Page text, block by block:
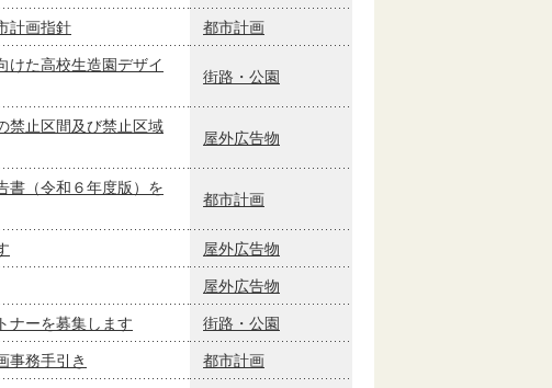
計画指針 都市計画
けた高校生造園デザイ
街路・公園
禁止区間及び禁止区域
屋外広告物
書（令和６年度版）を
都市計画
屋外広告物
屋外広告物
ナーを募集します 街路・公園
事務手引き 都市計画